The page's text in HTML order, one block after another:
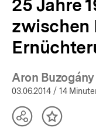
25 Jahre
zwischen
Aron Buzogány
(Mehr
03.06.2014 / 14
TeilenInhalt